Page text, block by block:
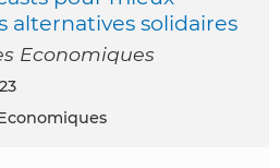
alternatives solidaires
Economiques